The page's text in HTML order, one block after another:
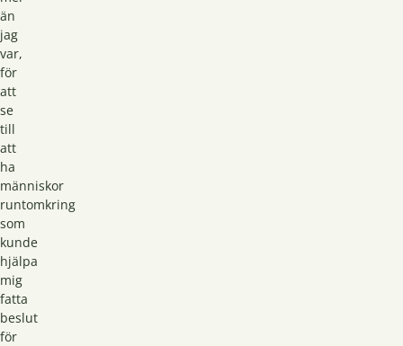
än
jag
var,
för
att
se
till
att
ha
människor
runtomkring
som
kunde
hjälpa
mig
fatta
beslut
för